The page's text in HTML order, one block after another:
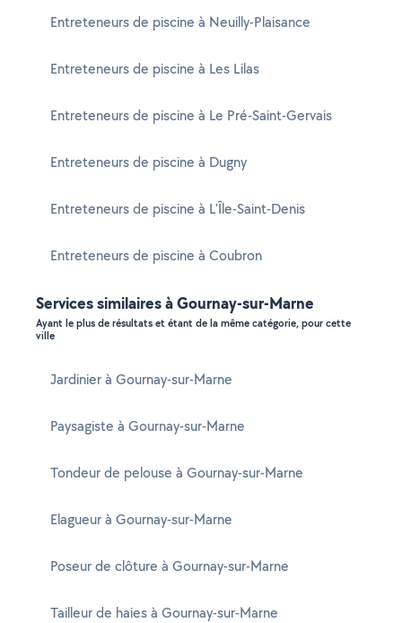
Entreteneurs de piscine à Neuilly-Plaisance
Entreteneurs de piscine à Les Lilas
Entreteneurs de piscine à Le Pré-Saint-Gervais
Entreteneurs de piscine à Dugny
Entreteneurs de piscine à L'Île-Saint-Denis
Entreteneurs de piscine à Coubron
Services similaires à Gournay-sur-Marne
Ayant le plus de résultats et étant de la même catégorie, pour cette
ville
Jardinier à Gournay-sur-Marne
Paysagiste à Gournay-sur-Marne
Tondeur de pelouse à Gournay-sur-Marne
Elagueur à Gournay-sur-Marne
Poseur de clôture à Gournay-sur-Marne
Tailleur de haies à Gournay-sur-Marne